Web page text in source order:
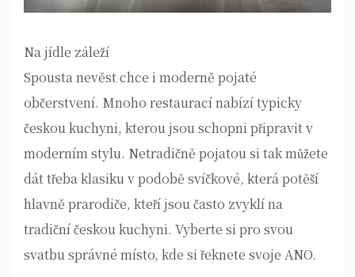
Na jídle záleží
Spousta nevěst chce i moderně pojaté
občerstvení. Mnoho restaurací nabízí typicky
českou kuchyni, kterou jsou schopni připravit v
moderním stylu. Netradičně pojatou si tak můžete
dát třeba klasiku v podobě svíčkové, která potěší
hlavně prarodiče, kteří jsou často zvyklí na
tradiční českou kuchyni. Vyberte si pro svou
svatbu správné místo, kde si řeknete svoje ANO.